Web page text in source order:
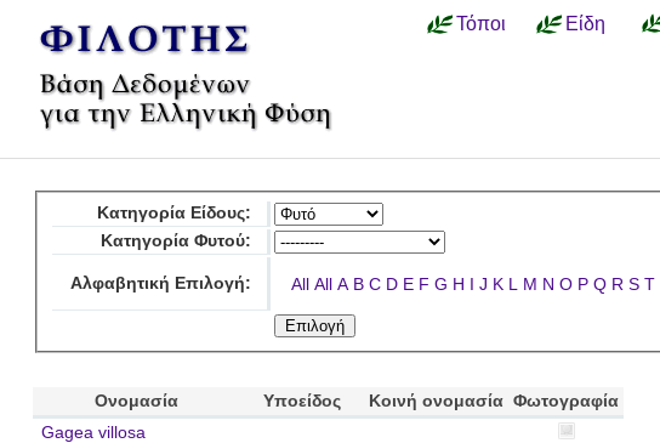
Τόποι Είδη
Κατηγορία Είδους:
Κατηγορία Φυτού:
Αλφαβητική Επιλογή: All All A B C D E F G H I J K L M N O P Q R S T
Ονομασία Υποείδος Κοινή ονομασία Φωτογραφία
Gagea villosa